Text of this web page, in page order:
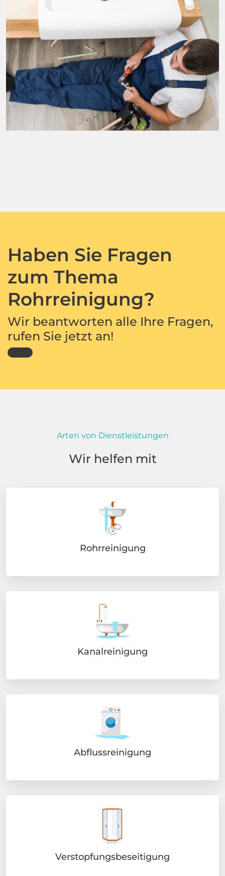
Haben Sie Fragen
zum Thema
Rohrreinigung?
Wir beantworten alle Ihre Fragen,
rufen Sie jetzt an!
Arten von Dienstleistungen
Wir helfen mit
Rohrreinigung
Kanalreinigung
Abflussreinigung
Verstopfungsbeseitigung